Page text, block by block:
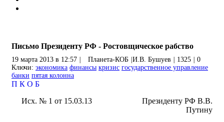
Письмо Президенту РФ - Ростовщическое рабство
19 марта 2013 в 12:57 Планета-КОБ И.В. Бушуев 1325
0
Ключи: экономика финансы кризис государственное управление
банки пятая колонна
П К О Б
Исх. № 1 от 15.03.13 Президенту РФ В.В.
Путину